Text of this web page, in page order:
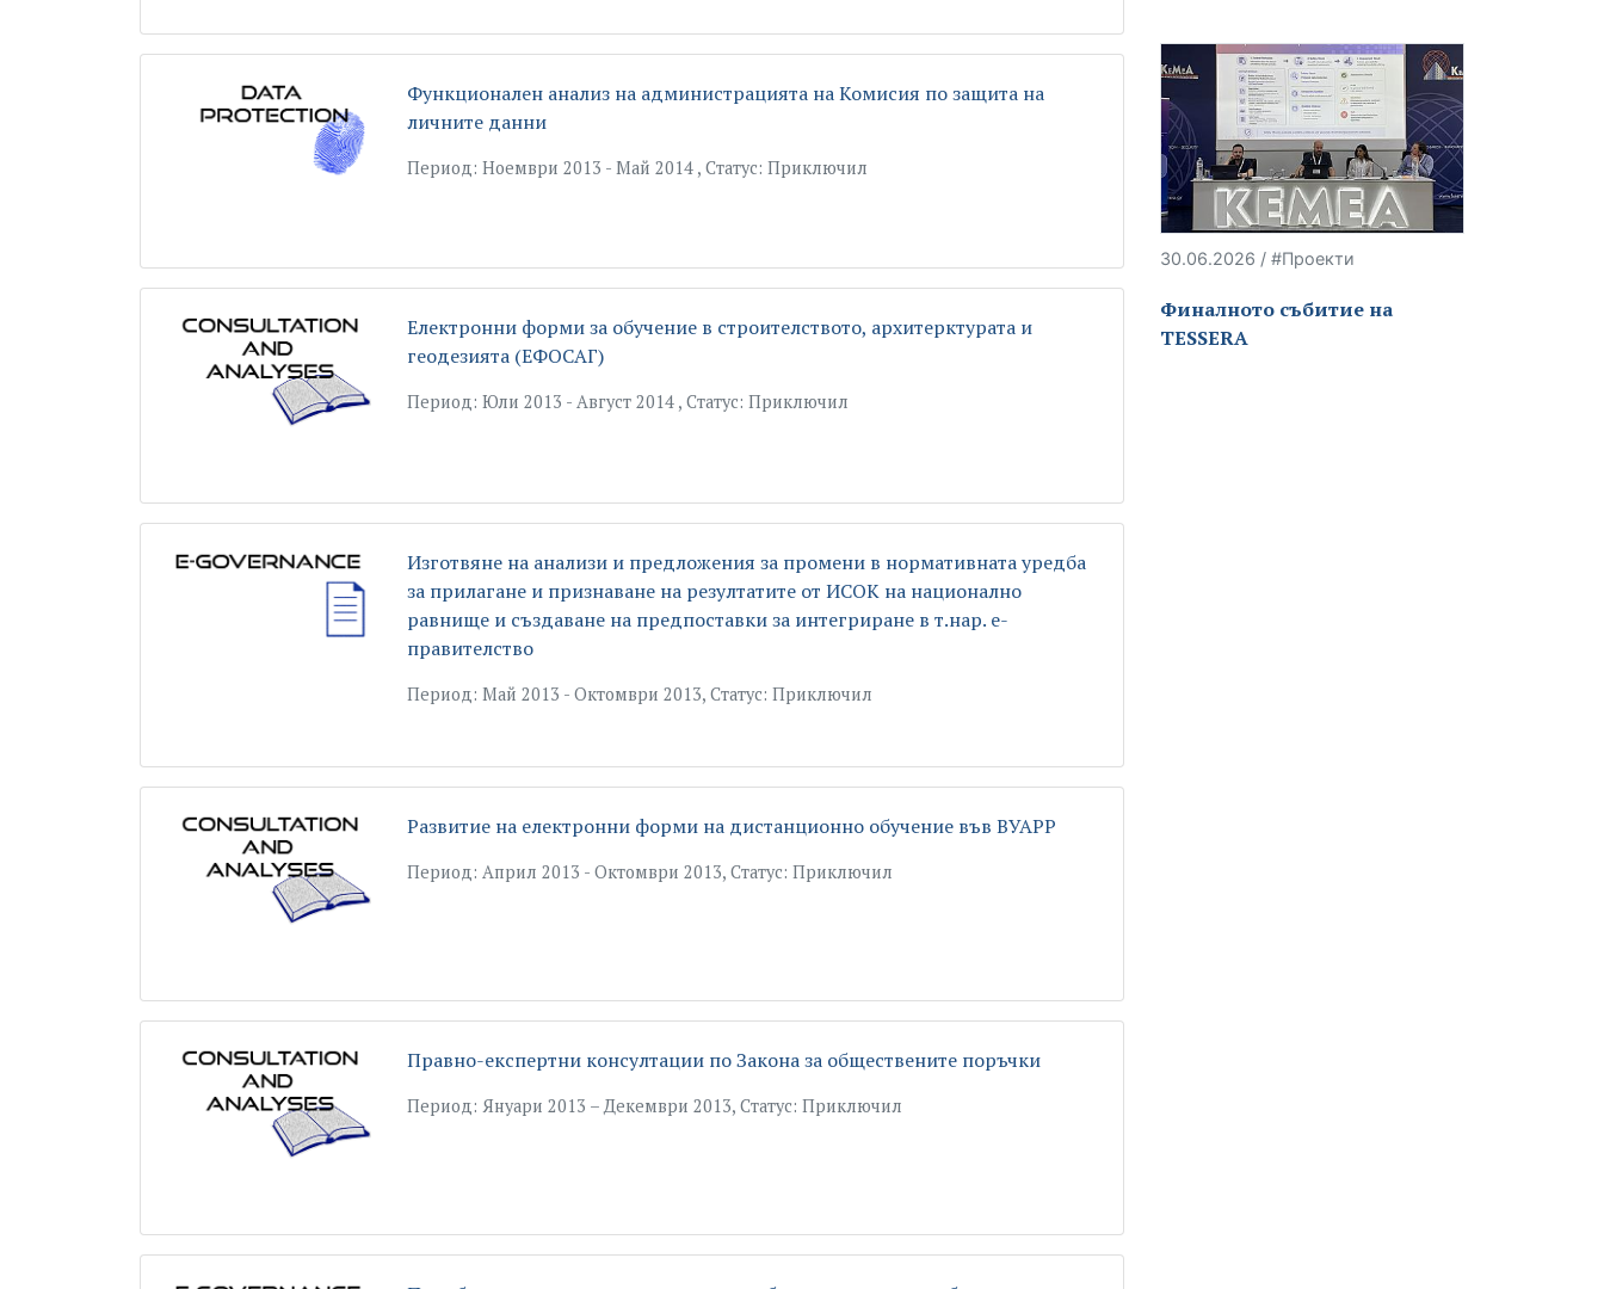
Функционален анализ на администрацията на Комисия по защита на
личните данни
Период: Ноември 2013 - Май 2014 , Статус: Приключил
Електронни форми за обучение в строителството, архитерктурата и
геодезията (ЕФОСАГ)
Период: Юли 2013 - Август 2014 , Статус: Приключил
Изготвяне на анализи и предложения за промени в нормативната уредба
за прилагане и признаване на резултатите от ИСОК на национално
равнище и създаване на предпоставки за интегриране в т.нар. е-
правителство
Период: Май 2013 - Октомври 2013, Статус: Приключил
Развитие на електронни форми на дистанционно обучение във ВУАРР
Период: Април 2013 - Октомври 2013, Статус: Приключил
Правно-експертни консултации по Закона за обществените поръчки
Период: Януари 2013 – Декември 2013, Статус: Приключил
30.06.2026 / #Проекти
Финалното събитие на
TESSERA